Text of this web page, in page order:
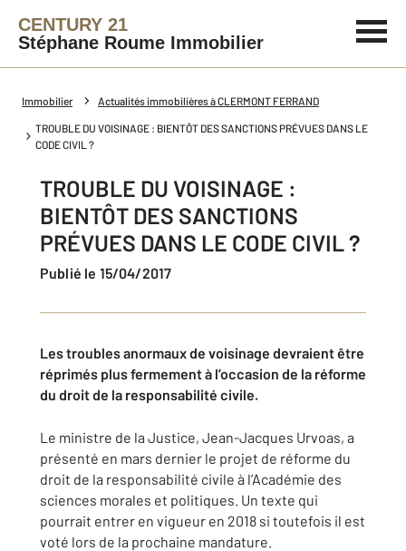
CENTURY 21
Stéphane Roume Immobilier
Immobilier Actualités immobilières à CLERMONT FERRAND
TROUBLE DU VOISINAGE : BIENTÔT DES SANCTIONS PRÉVUES DANS LE
CODE CIVIL ?
TROUBLE DU VOISINAGE :
BIENTÔT DES SANCTIONS
PRÉVUES DANS LE CODE CIVIL ?
Publié le 15/04/2017
Les troubles anormaux de voisinage devraient être
réprimés plus fermement à l’occasion de la réforme
du droit de la responsabilité civile.
Le ministre de la Justice, Jean-Jacques Urvoas, a
présenté en mars dernier le projet de réforme du
droit de la responsabilité civile à l’Académie des
sciences morales et politiques. Un texte qui
pourrait entrer en vigueur en 2018 si toutefois il est
voté lors de la prochaine mandature.